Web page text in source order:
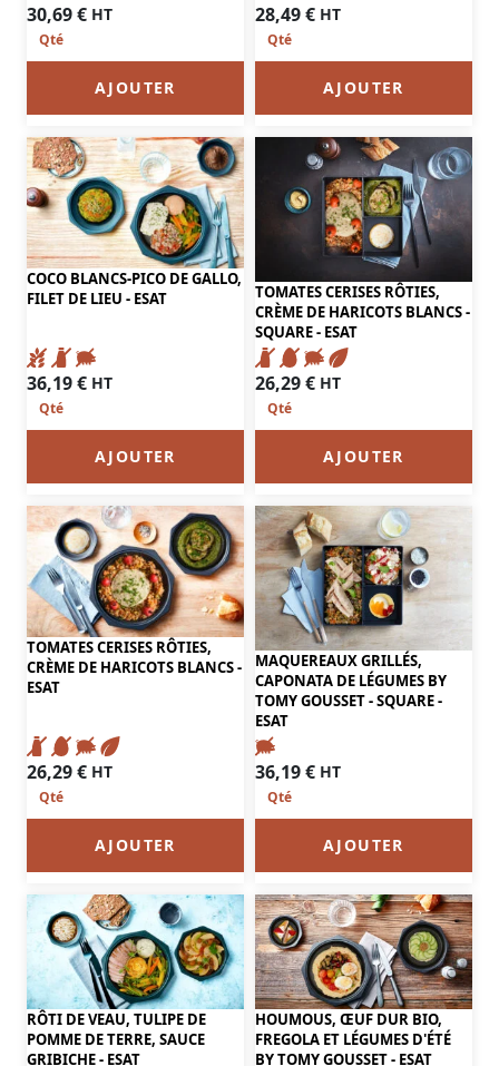
30,69€ HT
AJOUTER
28,49€ HT
AJOUTER
COCO BLANCS-PICO DE GALLO,
FILET DE LIEU - ESAT
36,19€ HT
AJOUTER
TOMATES CERISES RÔTIES,
CRÈME DE HARICOTS BLANCS -
SQUARE - ESAT
26,29€ HT
AJOUTER
TOMATES CERISES RÔTIES,
CRÈME DE HARICOTS BLANCS -
ESAT
26,29€ HT
AJOUTER
MAQUEREAUX GRILLÉS,
CAPONATA DE LÉGUMES BY
TOMY GOUSSET - SQUARE -
ESAT
36,19€ HT
AJOUTER
RÔTI DE VEAU, TULIPE DE
POMME DE TERRE, SAUCE
GRIBICHE - ESAT
HOUMOUS, ŒUF DUR BIO,
FREGOLA ET LÉGUMES D'ÉTÉ
BY TOMY GOUSSET - ESAT